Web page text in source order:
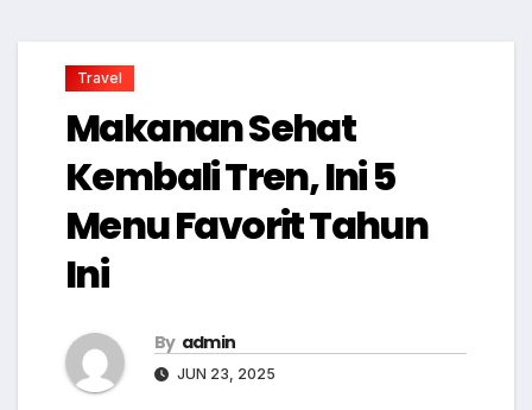
Travel
Makanan Sehat
Kembali Tren, Ini 5
Menu Favorit Tahun
Ini
By admin
JUN 23, 2025